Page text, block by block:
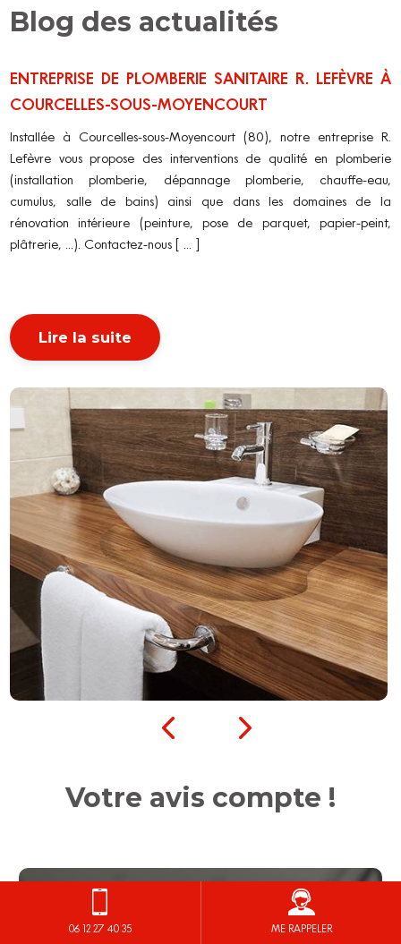
Blog des actualités
ENTREPRISE DE PLOMBERIE SANITAIRE R. LEFÈVRE À
COURCELLES-SOUS-MOYENCOURT
Installée à Courcelles-sous-Moyencourt (80), notre entreprise R.
Lefèvre vous propose des interventions de qualité en plomberie
(installation plomberie, dépannage plomberie, chauffe-eau,
cumulus, salle de bains) ainsi que dans les domaines de la
rénovation intérieure (peinture, pose de parquet, papier-peint,
plâtrerie, ...). Contactez-nous [ ... ]
Lire la suite
Votre avis compte !
06 12 27 40 35 ME RAPPELER